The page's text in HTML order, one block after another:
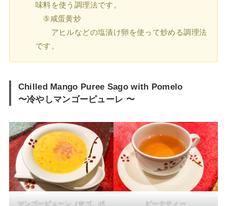
味料を使う調理法です。
⑤咸蛋⻩炒
アヒルなどの塩漬け卵を使って炒める調理法
です。
Chilled Mango Puree Sago with Pomelo
〜冷やしマンゴーピューレ 〜
マンゴーピューレ（サゴ、ポ
ピーチティー